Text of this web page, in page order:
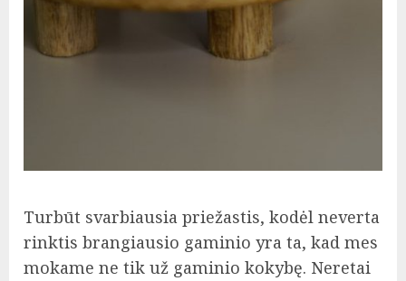
Turbūt svarbiausia priežastis, kodėl neverta
rinktis brangiausio gaminio yra ta, kad mes
mokame ne tik už gaminio kokybę. Neretai